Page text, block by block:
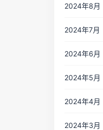
2024年8月
2024年7月
2024年6月
2024年5月
2024年4月
2024年3月